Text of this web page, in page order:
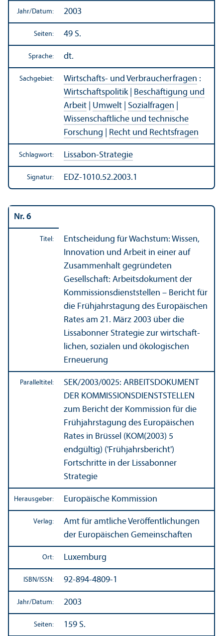
Jahr/Datum: 2003
Seiten: 49 S.
Sprache: dt.
Sachgebiet: Wirtschafts- und Verbraucherfragen :
Wirtschafts­politik| Beschäftigung und
Arbeit
Umwelt Sozialfragen
Wissenschaft­liche und technische
Forschung
Recht und Rechts­fragen
Schlagwort: Lissabon-Strategie
Signatur: EDZ-1010.52.2003.1
Nr. 6
Titel:
Entscheidung für Wachstum: Wissen,
Innovation und Arbeit in einer auf
Zusammenhalt gegründeten
Gesellschaft: Arbeits­dokument der
Kommissionsdienststellen – Bericht für
die Frühjahrstagung des Europäischen
Rates am 21. März 2003 über die
Lissabonner Strategie zur wirtschaft­
lichen, sozialen und ökologischen
Erneuerung
Paralleltitel: SEK/2003/0025: ARBEITS­DOKUMENT
DER KOMMISSIONSDIENSTSTELLEN
zum Bericht der Kommission für die
Frühjahrstagung des Europäischen
Rates in Brüssel (KOM(2003) 5
endgültig) ('Frühjahrsbericht')
Fortschritte in der Lissabonner
Strategie
Herausgeber: Europäische Kommission
Verlag:
Amt für amtliche Veröffentlichungen
der Europäischen Gemeinschaften
Ort: Luxemburg
ISBN/ ISSN: 92-894-4809-1
Jahr/Datum: 2003
Seiten: 159 S.